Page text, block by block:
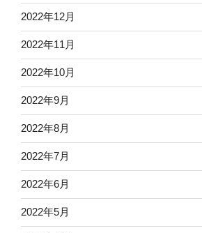
2022年12月
2022年11月
2022年10月
2022年9月
2022年8月
2022年7月
2022年6月
2022年5月